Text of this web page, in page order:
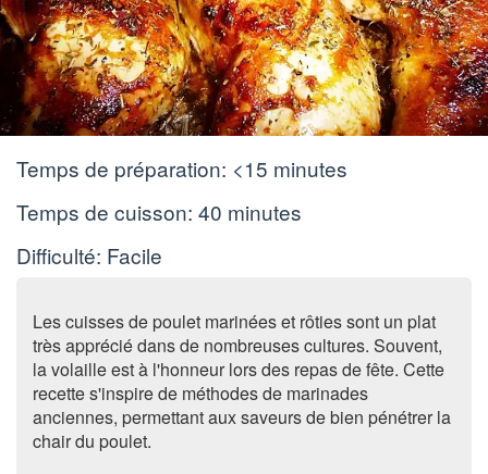
Temps de préparation: <15 minutes
Temps de cuisson: 40 minutes
Difficulté: Facile
Les cuisses de poulet marinées et rôties sont un plat
très apprécié dans de nombreuses cultures. Souvent,
la volaille est à l'honneur lors des repas de fête. Cette
recette s'inspire de méthodes de marinades
anciennes, permettant aux saveurs de bien pénétrer la
chair du poulet.